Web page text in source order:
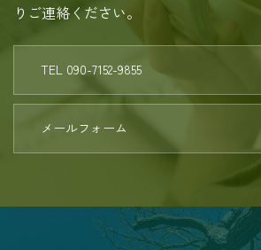
りご連絡ください。
TEL 090-7152-9855
メールフォーム